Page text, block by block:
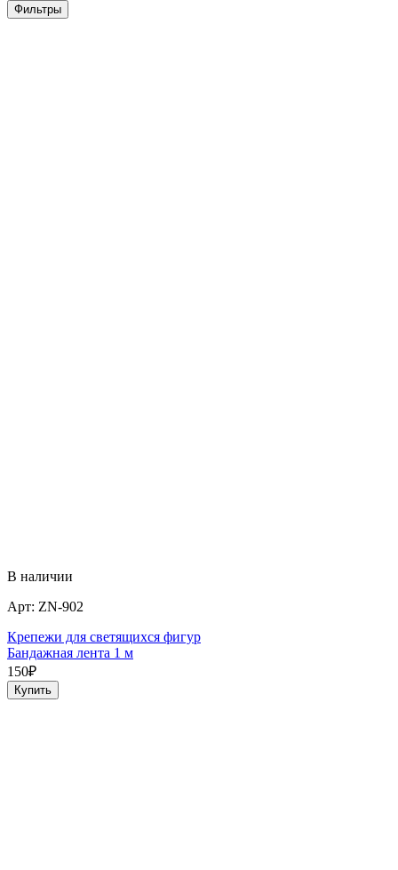
Фильтры
В наличии
Арт: ZN-902
Крепежи для светящихся фигур
Бандажная лента 1 м
150₽
Купить